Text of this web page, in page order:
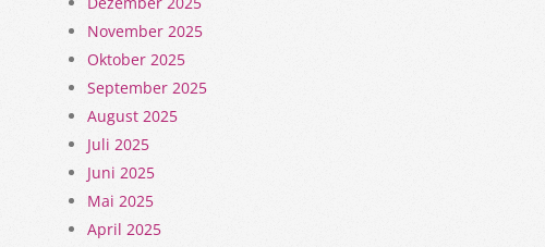
November 2025
Oktober 2025
September 2025
August 2025
Juli 2025
Juni 2025
Mai 2025
April 2025